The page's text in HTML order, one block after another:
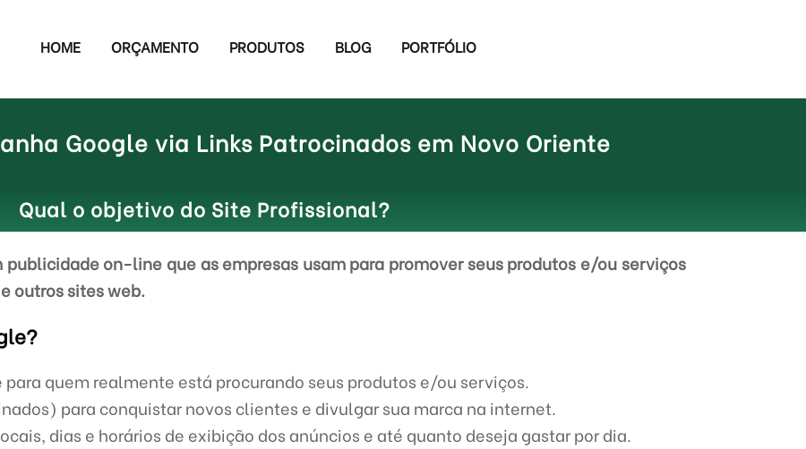
HOME ORÇAMENTO PRODUTOS BLOG PORTFÓLIO
Google via Links Patrocinados em Novo Oriente
Qual o objetivo do Site Profissional?
publicidade on-line que as empresas usam para promover seus produtos e/ou serviços
outros sites web.
quem realmente está procurando seus produtos e/ou serviços.
para conquistar novos clientes e divulgar sua marca na internet.
dias e horários de exibição dos anúncios e até quanto deseja gastar por dia.